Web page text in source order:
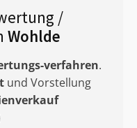
/
Wohlde
verfahren.
und Vorstellung